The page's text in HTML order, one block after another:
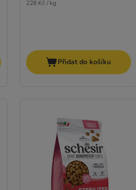
228 Kč / kg
Přidat do košíku